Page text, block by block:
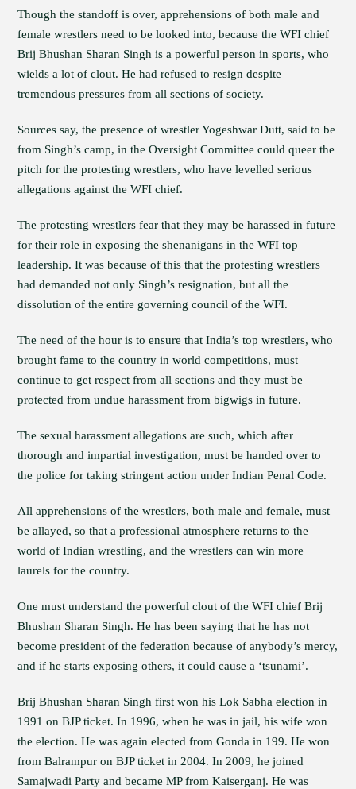
Though the standoff is over, apprehensions of both male and
female wrestlers need to be looked into, because the WFI chief
Brij Bhushan Sharan Singh is a powerful person in sports, who
wields a lot of clout. He had refused to resign despite
tremendous pressures from all sections of society.
Sources say, the presence of wrestler Yogeshwar Dutt, said to be
from Singh’s camp, in the Oversight Committee could queer the
pitch for the protesting wrestlers, who have levelled serious
allegations against the WFI chief.
The protesting wrestlers fear that they may be harassed in future
for their role in exposing the shenanigans in the WFI top
leadership. It was because of this that the protesting wrestlers
had demanded not only Singh’s resignation, but all the
dissolution of the entire governing council of the WFI.
The need of the hour is to ensure that India’s top wrestlers, who
brought fame to the country in world competitions, must
continue to get respect from all sections and they must be
protected from undue harassment from bigwigs in future.
The sexual harassment allegations are such, which after
thorough and impartial investigation, must be handed over to
the police for taking stringent action under Indian Penal Code.
All apprehensions of the wrestlers, both male and female, must
be allayed, so that a professional atmosphere returns to the
world of Indian wrestling, and the wrestlers can win more
laurels for the country.
One must understand the powerful clout of the WFI chief Brij
Bhushan Sharan Singh. He has been saying that he has not
become president of the federation because of anybody’s mercy,
and if he starts exposing others, it could cause a ‘tsunami’.
Brij Bhushan Sharan Singh first won his Lok Sabha election in
1991 on BJP ticket. In 1996, when he was in jail, his wife won
the election. He was again elected from Gonda in 199. He won
from Balrampur on BJP ticket in 2004. In 2009, he joined
Samajwadi Party and became MP from Kaiserganj. He was